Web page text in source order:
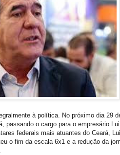
à política. No próximo dia 29
passando o cargo para o empresário
federais mais atuantes do Ceará,
o fim da escala 6x1 e a redução da